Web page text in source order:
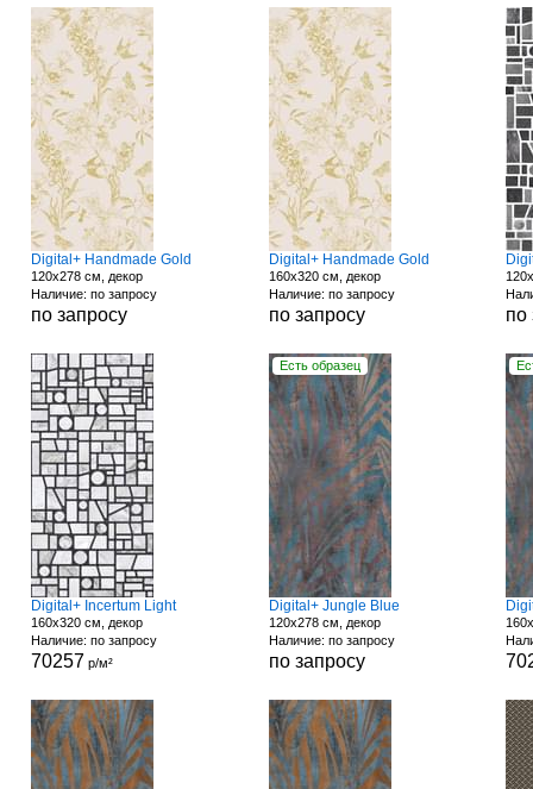
Digital+ Handmade Gold
120x278 см, декор
Наличие: по запросу
по запросу
Digital+ Handmade Gold
160x320 см, декор
Наличие: по запросу
по запросу по
Digital+ Incertum Light
160x320 см, декор
Наличие: по запросу
70257 р/м²
Есть образец
Digital+ Jungle Blue
120x278 см, декор
Наличие: по запросу
по запросу